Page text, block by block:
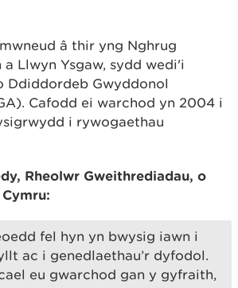
â thir yng Nghrug
a Llwyn Ysgaw, sydd wedi'i
Ddiddordeb Gwyddonol
Cafodd ei warchod yn 2004 i
i rywogaethau
Rheolwr Gweithrediadau, o
fel hyn yn bwysig iawn i
ac i genedlaethau’r dyfodol.
eu gwarchod gan y gyfraith,